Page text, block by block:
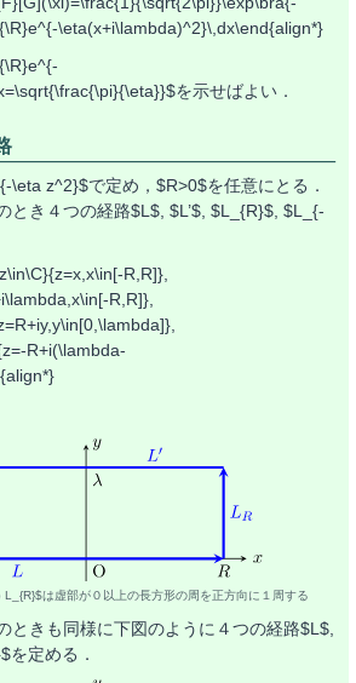
\eta(x+i\lambda)^2}\,dx\end{align*}
を示せばよい．
\eta z^2}$で定め，$R>0$を任意にとる．
とき４つの経路$L$, $L’$, $L_{R}$, $L_{-
R,R]},
R,R]},
R+i(\lambda-
は虚部が０以上の長方形の周を正方向に１周する
ときも同様に下図のように４つの経路$L$,
を定める．